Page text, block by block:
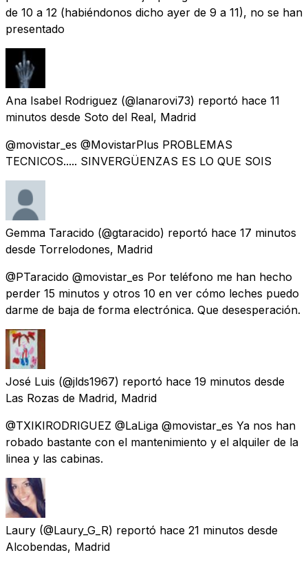
de 10 a 12 (habiéndonos dicho ayer de 9 a 11), no se han
presentado
Ana Isabel Rodriguez (@lanarovi73) reportó hace 11
minutos desde Soto del Real, Madrid
@movistar_es @MovistarPlus PROBLEMAS
TECNICOS..... SINVERGÜENZAS ES LO QUE SOIS
Gemma Taracido (@gtaracido) reportó hace 17 minutos
desde Torrelodones, Madrid
@PTaracido @movistar_es Por teléfono me han hecho
perder 15 minutos y otros 10 en ver cómo leches puedo
darme de baja de forma electrónica. Que desesperación.
José Luis (@jlds1967) reportó hace 19 minutos desde
Las Rozas de Madrid, Madrid
@TXIKIRODRIGUEZ @LaLiga @movistar_es Ya nos han
robado bastante con el mantenimiento y el alquiler de la
linea y las cabinas.
Laury (@Laury_G_R) reportó hace 21 minutos desde
Alcobendas, Madrid